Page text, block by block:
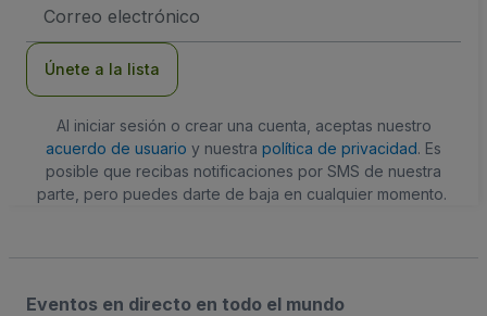
de
Únete a la lista
Al iniciar sesión o crear una cuenta, aceptas nuestro
acuerdo de usuario y nuestra política de privacidad. Es
posible que recibas notificaciones por SMS de nuestra
parte, pero puedes darte de baja en cualquier momento.
Eventos en directo en todo el mundo